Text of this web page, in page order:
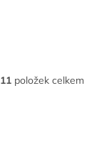
O
11 položek celkem